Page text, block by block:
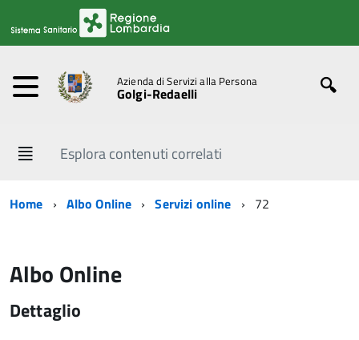
Azienda di Servizi alla Persona
Golgi-Redaelli
Esplora contenuti correlati
Home Albo Online Servizi online 72
Albo Online
Dettaglio